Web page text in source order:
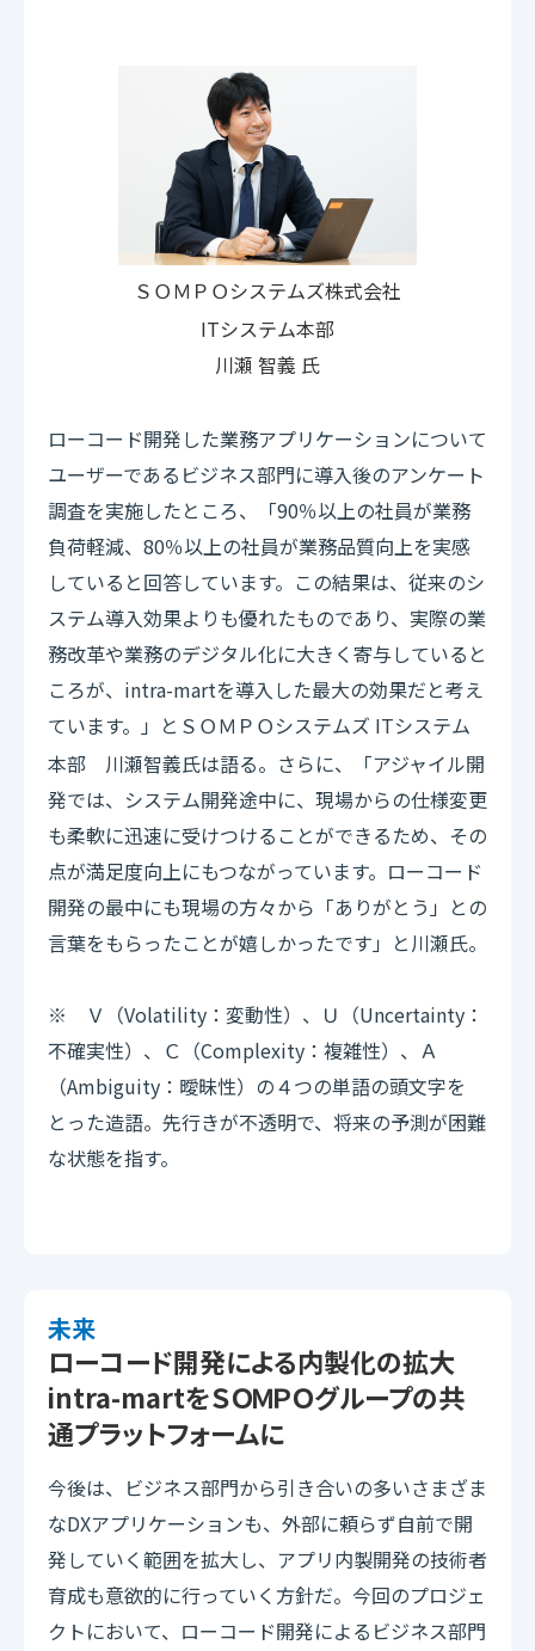
ＳＯＭＰＯ システムズ株式会社
ITシステム本部
川瀬 智義 氏
ローコード開発した業務アプリケーションについて
ユーザーであるビジネス部門に導入後のアンケート
調査を実施したところ、「90％以上の社員が業務
負荷軽減、80％以上の社員が業務品質向上を実感
していると回答しています。この結果は、従来のシ
ステム導入効果よりも優れたものであり、実際の業
務改革や業務のデジタル化に大きく寄与していると
ころが、intra-martを導入した最大の効果だと考え
ています。」と ＳＯＭＰＯ システムズ ITシステム
本部 川瀬智義氏は語る。さらに、「アジャイル開
発では、システム開発途中に、現場からの仕様変更
も柔軟に迅速に受けつけることができるため、その
点が満足度向上にもつながっています。ローコード
開発の最中にも現場の方々から「ありがとう」との
言葉をもらったことが嬉しかったです」と川瀬氏。
※ Ｖ（Volatility：変動性）、Ｕ（Uncertainty：
不確実性）、Ｃ（Complexity：複雑性）、Ａ
（Ambiguity：曖昧性）の４つの単語の頭文字を
とった造語。先行きが不透明で、将来の予測が困難
な状態を指す。
未来
ローコード開発による内製化の拡大
intra-martをＳＯＭＰＯグループの共
通プラットフォームに
今後は、ビジネス部門から引き合いの多いさまざま
なDXアプリケーションも、外部に頼らず自前で開
発していく範囲を拡大し、アプリ内製開発の技術者
育成も意欲的に行っていく方針だ。今回のプロジェ
クトにおいて、ローコード開発によるビジネス部門